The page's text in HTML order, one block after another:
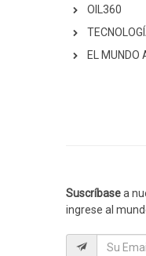
OIL360
EL MUNDO
Suscríbasea
ingrese al